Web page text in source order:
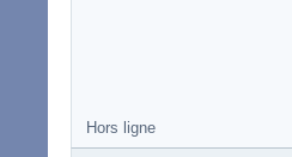
Hors ligne